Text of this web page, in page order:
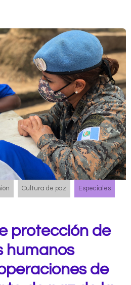
Cultura de paz Especiales
protección de
humanos
de